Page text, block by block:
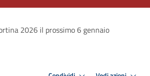
2026 il prossimo 6 gennaio